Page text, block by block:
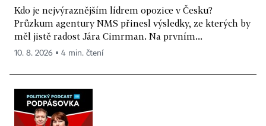
Kdo je nejvýraznějším lídrem opozice v Česku?
Průzkum agentury NMS přinesl výsledky, ze kterých by
měl jistě radost Jára Cimrman. Na prvním...
10. 8. 2026 ▪ 4 min. čtení